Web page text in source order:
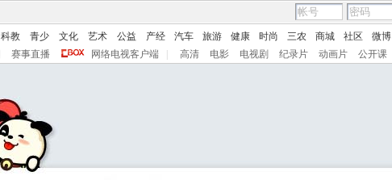
科教 青少 文化 艺术 公益 产经 汽车 旅游 健康 时尚 三农 商城 社区 微博
赛事直播 网络电视客户端 高清 电影 电视剧 纪录片 动画片 公开课